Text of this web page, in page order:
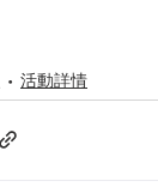
活動詳情